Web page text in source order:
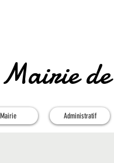
Mairie
Mairie Administratif